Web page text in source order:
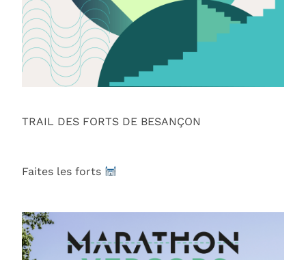
TRAIL DES FORTS DE BESANÇON
Faites les forts